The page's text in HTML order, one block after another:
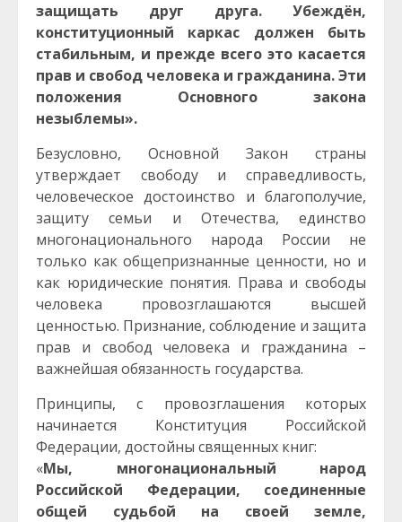
защищать друг друга. Убеждён,
конституционный каркас должен быть
стабильным, и прежде всего это касается
прав и свобод человека и гражданина. Эти
положения Основного закона
незыблемы».
Безусловно, Основной Закон страны
утверждает свободу и справедливость,
человеческое достоинство и благополучие,
защиту семьи и Отечества, единство
многонационального народа России не
только как общепризнанные ценности, но и
как юридические понятия. Права и свободы
человека провозглашаются высшей
ценностью. Признание, соблюдение и защита
прав и свобод человека и гражданина –
важнейшая обязанность государства.
Принципы, с провозглашения которых
начинается Конституция Российской
Федерации, достойны священных книг:
«Мы, многонациональный народ
Российской Федерации, соединенные
общей судьбой на своей земле,